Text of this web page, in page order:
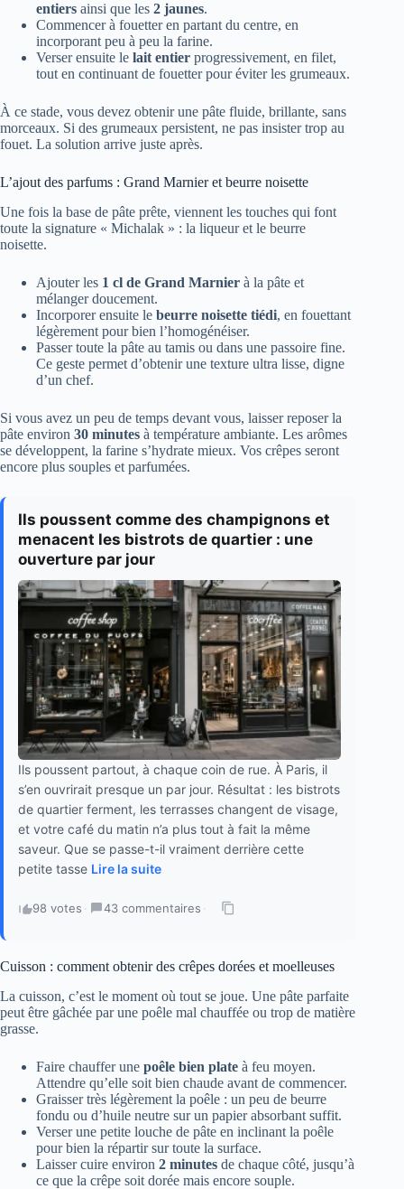
entiers ainsi que les 2 jaunes.
Commencer à fouetter en partant du centre, en
incorporant peu à peu la farine.
Verser ensuite le lait entier progressivement, en filet,
tout en continuant de fouetter pour éviter les grumeaux.
À ce stade, vous devez obtenir une pâte fluide, brillante, sans
morceaux. Si des grumeaux persistent, ne pas insister trop au
fouet. La solution arrive juste après.
L’ajout des parfums : Grand Marnier et beurre noisette
Une fois la base de pâte prête, viennent les touches qui font
toute la signature « Michalak » : la liqueur et le beurre
noisette.
Ajouter les 1 cl de Grand Marnier à la pâte et
mélanger doucement.
Incorporer ensuite le beurre noisette tiédi, en fouettant
légèrement pour bien l’homogénéiser.
Passer toute la pâte au tamis ou dans une passoire fine.
Ce geste permet d’obtenir une texture ultra lisse, digne
d’un chef.
Si vous avez un peu de temps devant vous, laisser reposer la
pâte environ 30 minutes à température ambiante. Les arômes
se développent, la farine s’hydrate mieux. Vos crêpes seront
encore plus souples et parfumées.
Ils poussent comme des champignons et
menacent les bistrots de quartier : une
ouverture par jour
Ils poussent partout, à chaque coin de rue. À Paris, il
s’en ouvrirait presque un par jour. Résultat : les bistrots
de quartier ferment, les terrasses changent de visage,
et votre café du matin n’a plus tout à fait la même
saveur. Que se passe-t-il vraiment derrière cette
petite tasse Lire la suite
98 votes · 43 commentaires ·
Cuisson : comment obtenir des crêpes dorées et moelleuses
La cuisson, c’est le moment où tout se joue. Une pâte parfaite
peut être gâchée par une poêle mal chauffée ou trop de matière
grasse.
Faire chauffer une poêle bien plate à feu moyen.
Attendre qu’elle soit bien chaude avant de commencer.
Graisser très légèrement la poêle : un peu de beurre
fondu ou d’huile neutre sur un papier absorbant suffit.
Verser une petite louche de pâte en inclinant la poêle
pour bien la répartir sur toute la surface.
Laisser cuire environ 2 minutes de chaque côté, jusqu’à
ce que la crêpe soit dorée mais encore souple.